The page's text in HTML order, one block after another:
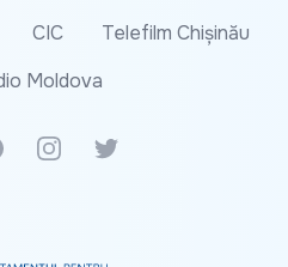
CIC
Telefilm Chișinău
Moldova
InstagramTwitter